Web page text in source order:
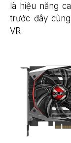
là hiệu năng
trước đây
VR